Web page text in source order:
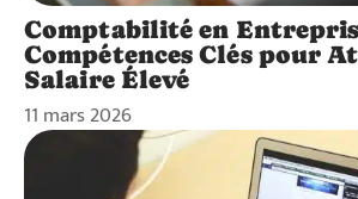
Comptabilité en
Compétences Clés pour
Salaire Élevé
11 mars 2026